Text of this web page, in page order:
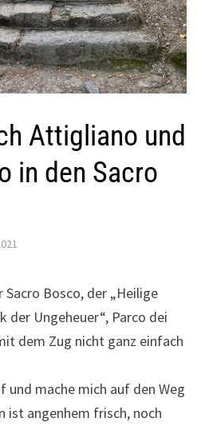
Attigliano und
in den Sacro
Bosco, der „Heilige
der Ungeheuer“, Parco dei
dem Zug nicht ganz einfach
und mache mich auf den Weg
ist angenhem frisch, noch